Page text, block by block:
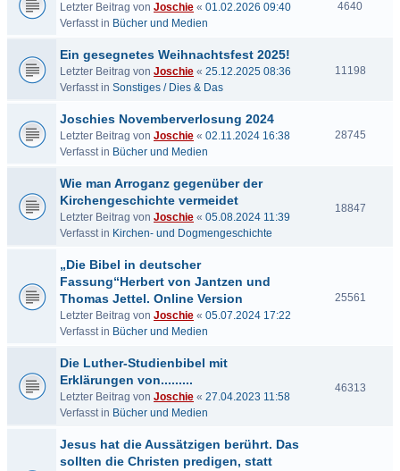
Letzter Beitrag von Joschie « 01.02.2026 09:40
Verfasst in Bücher und Medien
4640
Ein gesegnetes Weihnachtsfest 2025!
Letzter Beitrag von Joschie « 25.12.2025 08:36
Verfasst in Sonstiges / Dies & Das
11198
Joschies Novemberverlosung 2024
Letzter Beitrag von Joschie « 02.11.2024 16:38
Verfasst in Bücher und Medien
28745
Wie man Arroganz gegenüber der
Kirchengeschichte vermeidet
Letzter Beitrag von Joschie « 05.08.2024 11:39
Verfasst in Kirchen- und Dogmengeschichte
18847
„Die Bibel in deutscher
Fassung“Herbert von Jantzen und
Thomas Jettel. Online Version
Letzter Beitrag von Joschie « 05.07.2024 17:22
Verfasst in Bücher und Medien
25561
Die Luther-Studienbibel mit
Erklärungen von.........
Letzter Beitrag von Joschie « 27.04.2023 11:58
Verfasst in Bücher und Medien
46313
Jesus hat die Aussätzigen berührt. Das
sollten die Christen predigen, statt